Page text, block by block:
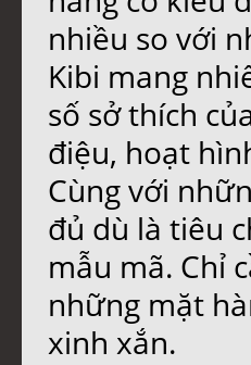
nhiều so với
Kibi mang
số sở thích
điệu, hoạt
Cùng với
đủ dù là tiêu
mẫu mã. Chỉ
những mặt
xinh xắn.